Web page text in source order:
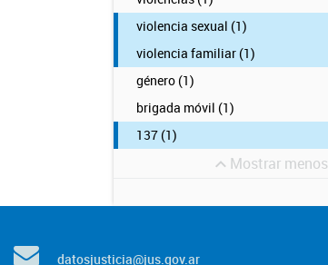
violencia sexual (1)
violencia familiar (1)
género (1)
brigada móvil (1)
137 (1)
Mostrar menos
datosjusticia@jus.gov.ar